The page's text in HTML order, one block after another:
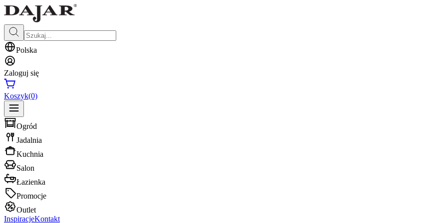
Polska
Zaloguj się
Koszyk(0)
Ogród
Jadalnia
Kuchnia
Salon
Łazienka
Promocje
Outlet
InspiracjeKontakt